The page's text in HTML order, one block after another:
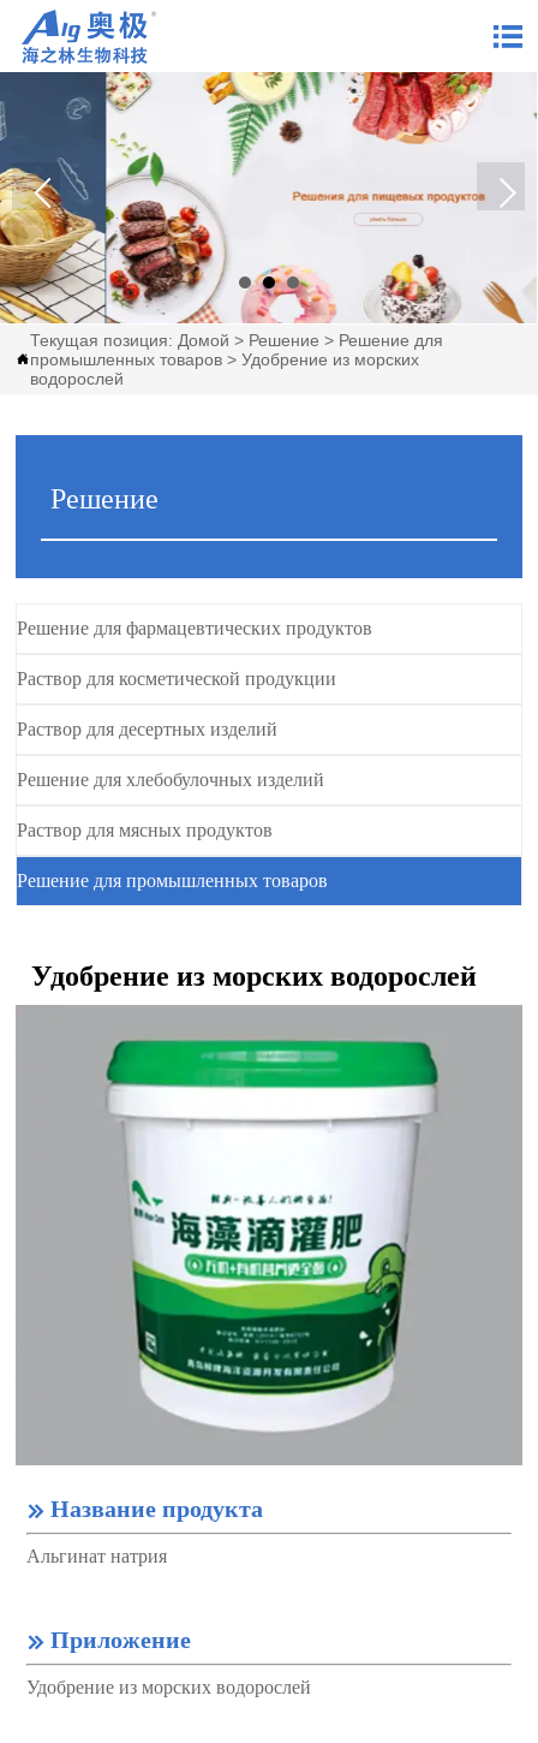


Текущая позиция: Домой > Решение > Решение для
промышленных товаров >Удобрение из морских
водорослей
Решение
Решение для фармацевтических продуктов
Раствор для косметической продукции
Раствор для десертных изделий
Решение для хлебобулочных изделий
Раствор для мясных продуктов
Решение для промышленных товаров
Удобрение из морских водорослей
 Название продукта
Альгинат натрия
 Приложение
Удобрение из морских водорослей